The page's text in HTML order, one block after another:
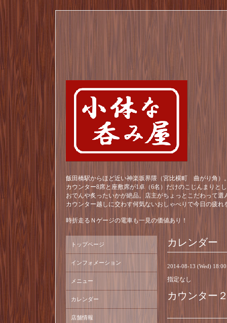
飯田橋駅からほど近い神楽坂界隈（宮比横町 曲がり角）
カウンター8席と座敷席が1卓（6名）だけのこじんまりと
おでんや炙ったいかが絶品。店主がちょっとこだわって
カウンター越しに交わす何気ないおしゃべりで今日の疲れ
時折走るＮゲージの電車も一見の価値あり！
カレンダー
2014-08-13 (Wed)
指定なし
カウンター
トップページ
インフォメーション
メニュー
カレンダー
店舗情報